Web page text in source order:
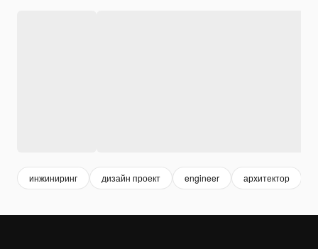
инжиниринг дизайн проект engineer архитектор